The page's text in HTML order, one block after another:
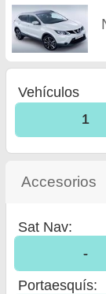
Vehículos
1
Accesorios
Sat Nav:
-
Portaesquís: